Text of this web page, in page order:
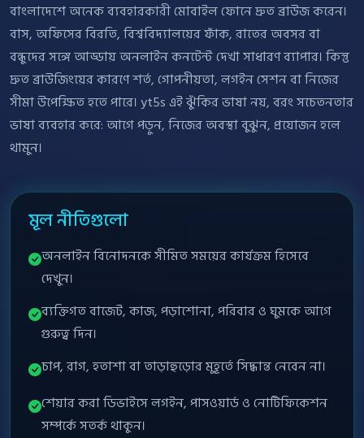
বাংলাদেশে অনেক ব্যবহারকারী মোবাইল ফোনে দ্রুত ব্রাউজ করেন।
বাস, অফিসের বিরতি, বিশ্ববিদ্যালয়ের ফাঁক, রাতের অবসর বা
বন্ধুদের সঙ্গে আড্ডায় অনলাইন কনটেন্ট দেখা সাধারণ ব্যাপার। কিন্তু
দ্রুত ব্রাউজিংয়ের কারণে শর্ত, গোপনীয়তা, লগইন সেশন বা নিজের
সীমা উপেক্ষিত হতে পারে। yt5s এই ঝুঁকির ভাষা নয়, বরং সচেতনতার
ভাষা ব্যবহার করে: আগে পড়ুন, নিজের অবস্থা বুঝুন, প্রয়োজন হলে
থামুন।
মূল নীতিগুলো
অনলাইন বিনোদনকে সীমিত সময়ের কার্যক্রম হিসেবে
দেখুন।
ব্যক্তিগত বাজেট, কাজ, পড়াশোনা, পরিবার ও ঘুমকে আগে
গুরুত্ব দিন।
চাপ, রাগ, হতাশা বা তাড়াহুড়োর মুহূর্তে সিদ্ধান্ত নেবেন না।
শেয়ার করা ডিভাইসে লগইন, পাসওয়ার্ড ও নোটিফিকেশন
সম্পর্কে সতর্ক থাকুন।